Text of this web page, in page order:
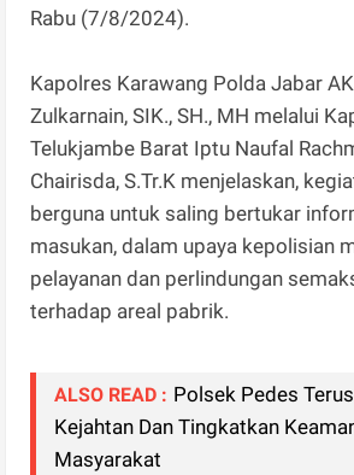
Rabu (7/8/2024).
Kapolres Karawang Polda Jabar
Zulkarnain, SIK., SH., MH melalui
Telukjambe Barat Iptu Naufal
Chairisda, S.Tr.K menjelaskan,
berguna untuk saling bertukar
masukan, dalam upaya kepolisian
pelayanan dan perlindungan
terhadap areal pabrik.
ALSO READ : Polsek Pedes
Kejahtan Dan Tingkatkan
Masyarakat